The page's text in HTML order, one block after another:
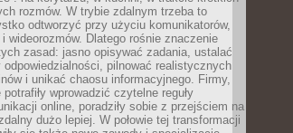
rozmów. W trybie zdalnym trzeba to
odtworzyć przy użyciu komunikatorów,
i wideorozmów. Dlatego rośnie znaczenie
zasad: jasno opisywać zadania, ustalać
odpowiedzialności, pilnować realistycznych
i unikać chaosu informacyjnego. Firmy,
potrafiły wprowadzić czytelne reguły
online, poradziły sobie z przejściem na
dużo lepiej. W połowie tej transformacji